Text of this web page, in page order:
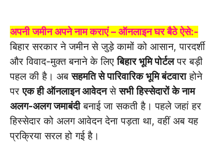
अपनी जमीन अपने नाम कराएं – ऑनलाइन घर बैठे ऐसे:-
बिहार सरकार ने जमीन से जुड़े कामों को आसान, पारदर्शी
और विवाद-मुक्त बनाने के लिएबिहार भूमि पोर्टलपर बड़ी
पहल की है। अबसहमति से पारिवारिक भूमि बंटवाराहोने
परएक ही ऑनलाइन आवेदनसेसभी हिस्सेदारों के नाम
अलग-अलग जमाबंदीबनाई जा सकती है। पहले जहां हर
हिस्सेदार को अलग आवेदन देना पड़ता था, वहीं अब यह
प्रक्रिया सरल हो गई है।